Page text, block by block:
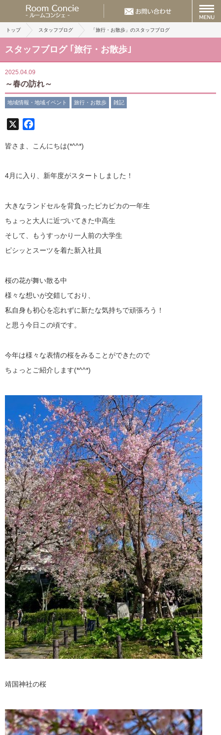
トップ スタッフブログ 「旅行・お散歩」のスタッフブログ
スタッフブログ ｢旅行・お散歩｣
2025.04.09
～春の訪れ～
地域情報・地域イベント 旅行・お散歩 雑記
皆さま、こんにちは(*^^*)
4月に入り、新年度がスタートしました！
大きなランドセルを背負ったピカピカの一年生
ちょっと大人に近づいてきた中高生
そして、もうすっかり一人前の大学生
ピシッとスーツを着た新入社員
桜の花が舞い散る中
様々な想いが交錯しており、
私自身も初心を忘れずに新たな気持ちで頑張ろう！
と思う今日この頃です。
今年は様々な表情の桜をみることができたので
ちょっとご紹介します(*^^*)
靖国神社の桜